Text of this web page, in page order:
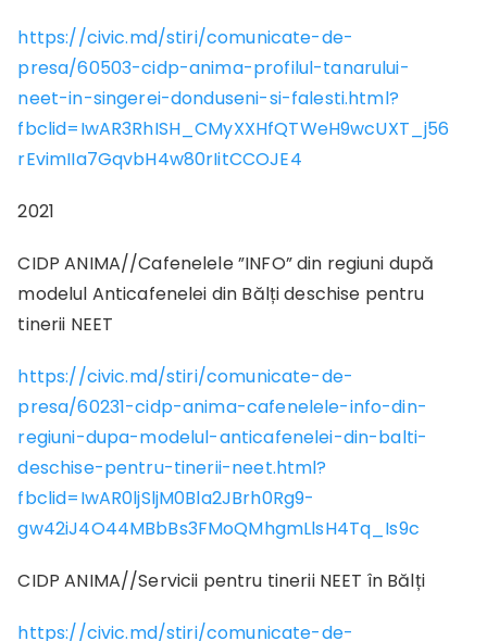
https://civic.md/stiri/comunicate-de-
presa/60503-cidp-anima-profilul-tanarului-
neet-in-singerei-donduseni-si-falesti.html?
fbclid=IwAR3RhISH_CMyXXHfQTWeH9wcUXT_j56
rEvimIIa7GqvbH4w80rIitCCOJE4
2021
CIDP ANIMA//Cafenelele ”INFO” din regiuni după
modelul Anticafenelei din Bălți deschise pentru
tinerii NEET
https://civic.md/stiri/comunicate-de-
presa/60231-cidp-anima-cafenelele-info-din-
regiuni-dupa-modelul-anticafenelei-din-balti-
deschise-pentru-tinerii-neet.html?
fbclid=IwAR0ljSljM0Bla2JBrh0Rg9-
gw42iJ4O44MBbBs3FMoQMhgmLlsH4Tq_Is9c
CIDP ANIMA//Servicii pentru tinerii NEET în Bălți
https://civic.md/stiri/comunicate-de-